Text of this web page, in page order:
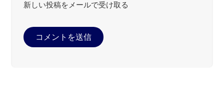
新しい投稿をメールで受け取る